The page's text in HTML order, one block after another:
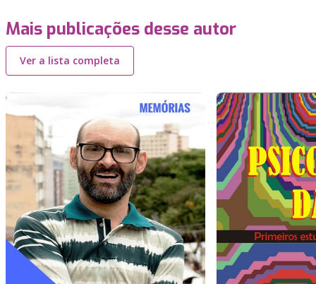
Mais publicações desse autor
Ver a lista completa